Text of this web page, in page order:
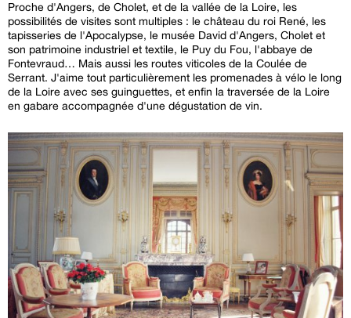
Proche d'Angers, de Cholet, et de la vallée de la Loire, les
possibilités de visites sont multiples : le château du roi René, les
tapisseries de l'Apocalypse, le musée David d'Angers, Cholet et
son patrimoine industriel et textile, le Puy du Fou, l'abbaye de
Fontevraud… Mais aussi les routes viticoles de la Coulée de
Serrant. J'aime tout particulièrement les promenades à vélo le long
de la Loire avec ses guinguettes, et enfin la traversée de la Loire
en gabare accompagnée d'une dégustation de vin.